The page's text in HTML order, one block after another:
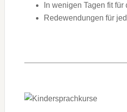
In wenigen Tagen fit
Redewendungen für